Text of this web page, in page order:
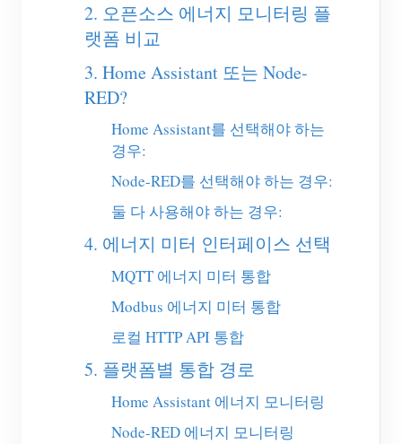
IAMMETER 시뮬레이터
에너지 예측 및 시뮬레이션 시스템
애플리케이션
PV 히터 제어 시스템
홈 자동화
공장 에너지 모니터링
스토어
리소스
제품 빠른 시작
문서
튜토리얼 비디오
FAQ
뉴스
블로그
커뮤니티
기여자 프로그램
기여자 센터
IAMMETER 활동
포럼
솔루션
문의
2. 오픈소스 에너지 모니터링 플
랫폼 비교
3. Home Assistant 또는 Node-
RED?
Home Assistant를 선택해야 하는
경우:
Node-RED를 선택해야 하는 경우:
둘 다 사용해야 하는 경우:
4. 에너지 미터 인터페이스 선택
MQTT 에너지 미터 통합
Modbus 에너지 미터 통합
로컬 HTTP API 통합
5. 플랫폼별 통합 경로
Home Assistant 에너지 모니터링
Node-RED 에너지 모니터링